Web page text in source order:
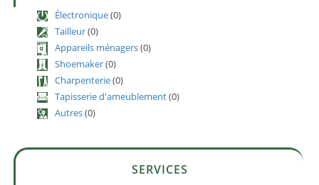
Électronique(0)
Tailleur(0)
Appareils ménagers(0)
Shoemaker(0)
Charpenterie(0)
Tapisserie d'ameublement(0)
Autres(0)
SERVICES